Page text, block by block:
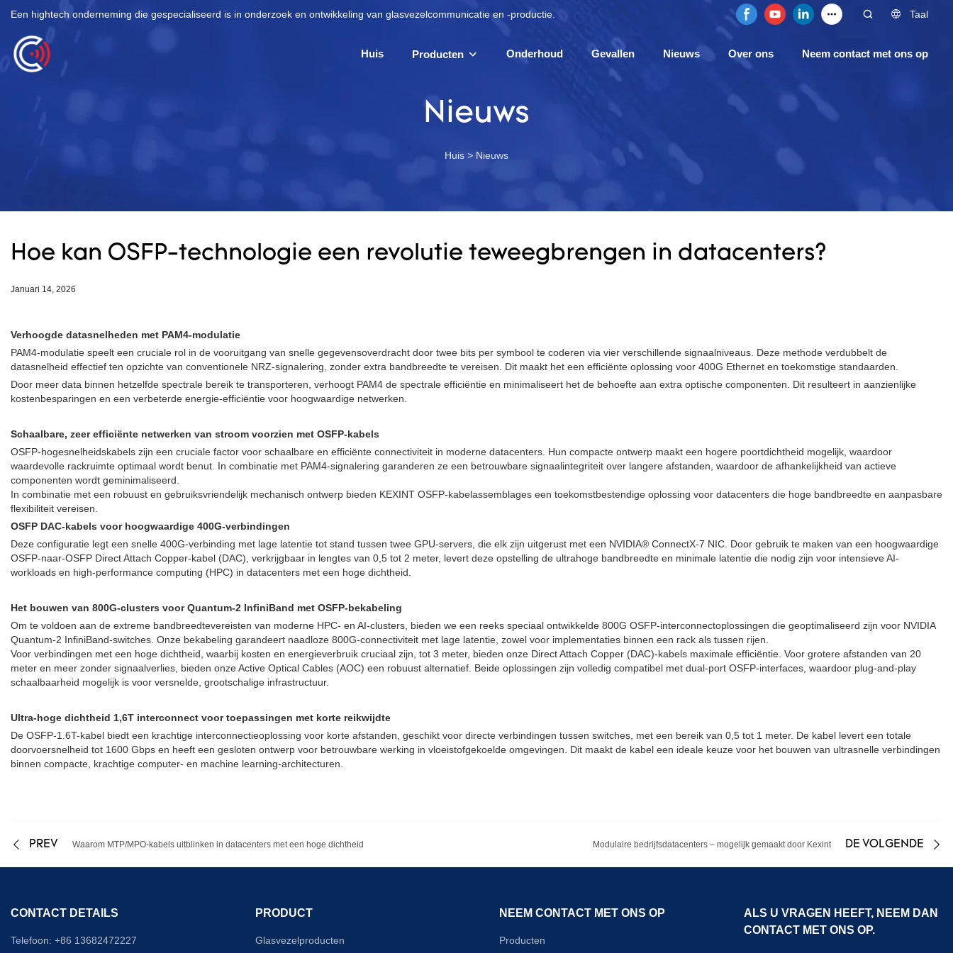
Een hightech onderneming die gespecialiseerd is in onderzoek en ontwikkeling van glasvezelcommunicatie en -productie. Taal
Huis Producten Onderhoud Gevallen Nieuws Over ons Neem contact met ons op
Nieuws
Huis > Nieuws
Hoe kan OSFP-technologie een revolutie teweegbrengen in datacenters?
Januari 14, 2026
Verhoogde datasnelheden met PAM4-modulatie
PAM4-modulatie speelt een cruciale rol in de vooruitgang van snelle gegevensoverdracht door twee bits per symbool te coderen via vier verschillende signaalniveaus. Deze methode verdubbelt de
datasnelheid effectief ten opzichte van conventionele NRZ-signalering, zonder extra bandbreedte te vereisen. Dit maakt het een efficiënte oplossing voor 400G Ethernet en toekomstige standaarden.
Door meer data binnen hetzelfde spectrale bereik te transporteren, verhoogt PAM4 de spectrale efficiëntie en minimaliseert het de behoefte aan extra optische componenten. Dit resulteert in aanzienlijke
kostenbesparingen en een verbeterde energie-efficiëntie voor hoogwaardige netwerken.
Schaalbare, zeer efficiënte netwerken van stroom voorzien met OSFP-kabels
OSFP-hogesnelheidskabels zijn een cruciale factor voor schaalbare en efficiënte connectiviteit in moderne datacenters. Hun compacte ontwerp maakt een hogere poortdichtheid mogelijk, waardoor
waardevolle rackruimte optimaal wordt benut. In combinatie met PAM4-signalering garanderen ze een betrouwbare signaalintegriteit over langere afstanden, waardoor de afhankelijkheid van actieve
componenten wordt geminimaliseerd.
In combinatie met een robuust en gebruiksvriendelijk mechanisch ontwerp bieden KEXINT OSFP-kabelassemblages een toekomstbestendige oplossing voor datacenters die hoge bandbreedte en aanpasbare
flexibiliteit vereisen.
OSFP DAC-kabels voor hoogwaardige 400G-verbindingen
Deze configuratie legt een snelle 400G-verbinding met lage latentie tot stand tussen twee GPU-servers, die elk zijn uitgerust met een NVIDIA® ConnectX-7 NIC. Door gebruik te maken van een hoogwaardige
OSFP-naar-OSFP Direct Attach Copper-kabel (DAC), verkrijgbaar in lengtes van 0,5 tot 2 meter, levert deze opstelling de ultrahoge bandbreedte en minimale latentie die nodig zijn voor intensieve AI-
workloads en high-performance computing (HPC) in datacenters met een hoge dichtheid.
Het bouwen van 800G-clusters voor Quantum-2 InfiniBand met OSFP-bekabeling
Om te voldoen aan de extreme bandbreedtevereisten van moderne HPC- en AI-clusters, bieden we een reeks speciaal ontwikkelde 800G OSFP-interconnectoplossingen die geoptimaliseerd zijn voor NVIDIA
Quantum-2 InfiniBand-switches. Onze bekabeling garandeert naadloze 800G-connectiviteit met lage latentie, zowel voor implementaties binnen een rack als tussen rijen.
Voor verbindingen met een hoge dichtheid, waarbij kosten en energieverbruik cruciaal zijn, tot 3 meter, bieden onze Direct Attach Copper (DAC)-kabels maximale efficiëntie. Voor grotere afstanden van 20
meter en meer zonder signaalverlies, bieden onze Active Optical Cables (AOC) een robuust alternatief. Beide oplossingen zijn volledig compatibel met dual-port OSFP-interfaces, waardoor plug-and-play
schaalbaarheid mogelijk is voor versnelde, grootschalige infrastructuur.
Ultra-hoge dichtheid 1,6T interconnect voor toepassingen met korte reikwijdte
De OSFP-1.6T-kabel biedt een krachtige interconnectieoplossing voor korte afstanden, geschikt voor directe verbindingen tussen switches, met een bereik van 0,5 tot 1 meter. De kabel levert een totale
doorvoersnelheid tot 1600 Gbps en heeft een gesloten ontwerp voor betrouwbare werking in vloeistofgekoelde omgevingen. Dit maakt de kabel een ideale keuze voor het bouwen van ultrasnelle verbindingen
binnen compacte, krachtige computer- en machine learning-architecturen.
PREV Waarom MTP/MPO-kabels uitblinken in datacenters met een hoge dichtheid Modulaire bedrijfsdatacenters – mogelijk gemaakt door Kexint DE VOLGENDE
CONTACT DETAILS
Telefoon: +86 13682472227
PRODUCT
Glasvezelproducten
NEEM CONTACT MET ONS OP
Producten
ALS U VRAGEN HEEFT, NEEM DAN
CONTACT MET ONS OP.